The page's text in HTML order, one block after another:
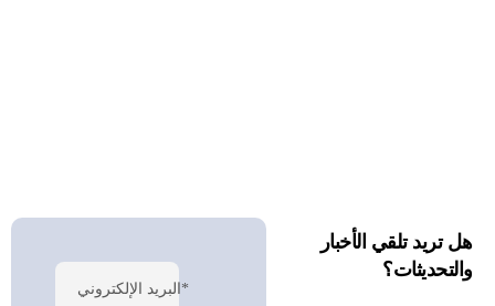
هل تريد تلقي الأخبار
والتحديثات؟
البريد الإلكتروني*